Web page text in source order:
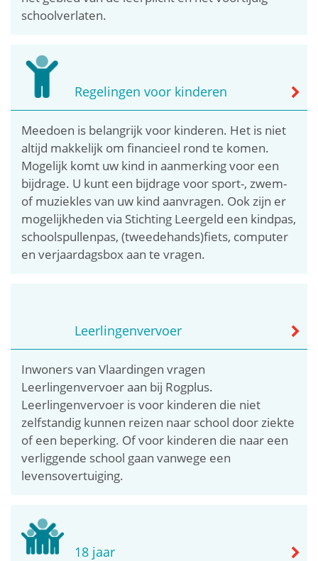
schoolverlaten.
Regelingen voor kinderen
Meedoen is belangrijk voor kinderen. Het is niet
altijd makkelijk om financieel rond te komen.
Mogelijk komt uw kind in aanmerking voor een
bijdrage. U kunt een bijdrage voor sport-, zwem-
of muziekles van uw kind aanvragen. Ook zijn er
mogelijkheden via Stichting Leergeld een kindpas,
schoolspullenpas, (tweedehands)fiets, computer
en verjaardagsbox aan te vragen.
Leerlingenvervoer
Inwoners van Vlaardingen vragen
Leerlingenvervoer aan bij Rogplus.
Leerlingenvervoer is voor kinderen die niet
zelfstandig kunnen reizen naar school door ziekte
of een beperking. Of voor kinderen die naar een
verliggende school gaan vanwege een
levensovertuiging.
18 jaar